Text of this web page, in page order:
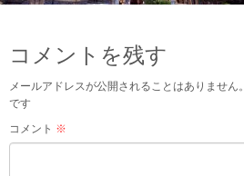
コメントを残す
メールアドレスが公開されることはありません。
です
コメント ※